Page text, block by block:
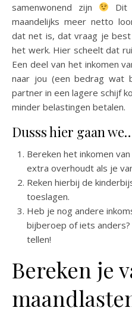
samenwonend zijn
Dit
maandelijks meer netto
dat net is, dat vraag je
het werk. Hier scheelt dat
Een deel van het inkomen
naar jou (een bedrag wat
partner in een lagere schijf
minder belastingen betalen.
Dusss hier gaan
Bereken het inkomen
extra overhoudt als je
Reken hierbij de
toeslagen.
Heb je nog andere
bijberoep of iets
tellen!
Bereken je